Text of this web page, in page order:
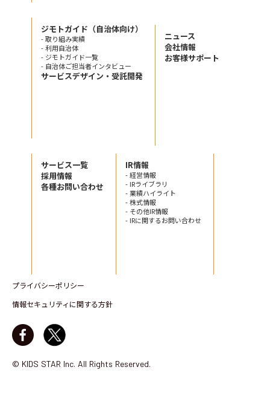
ジモトガイド（自治体向け）
- 取り組み実績
- 利用自治体
- ジモトガイド一覧
- 自治体ご担当者インタビュー
サービスデザイン・受託開発
ニュース
会社情報
お客様サポート
サービス一覧
採用情報
各種お問い合わせ
IR情報
- 経営情報
- IRライブラリ
- 業績ハイライト
- 株式情報
- その他IR情報
- IRに関するお問い合わせ
プライバシーポリシー
情報セキュリティに関する方針
© KIDS STAR Inc. All Rights Reserved.